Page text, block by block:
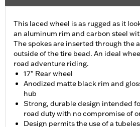
This laced wheel is as rugged as it
an aluminum rim and carbon steel
The spokes are inserted through the
outside of the tire bead. An ideal
road adventure riding.
17" Rear wheel
Anodized matte black rim and
hub
Strong, durable design intended
road duty with no compromise of
Design permits the use of a